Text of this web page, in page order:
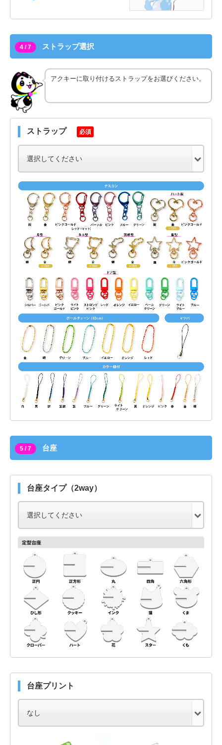
4 / 7 ストラップ選択
アクキーに取り付けるストラップをお選びください。
ストラップ 必須
5 / 7 台座
台座タイプ（2way）
台座プリント